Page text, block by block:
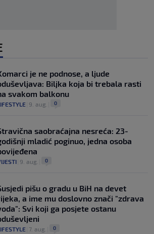
je ne podnose, a ljude
Biljka koja bi trebala rasti
svakom balkonu
9. aug. 0
saobraćajna nesreća: 23-
mladić poginuo, jedna osoba
9. aug. 0
pišu o gradu u BiH na devet
a ime mu doslovno znači "zdrava
Svi koji ga posjete ostanu
7. aug. 0